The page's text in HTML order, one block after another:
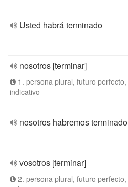
Usted habrá terminado
nosotros [terminar]
1. persona plural, futuro perfecto,
indicativo
nosotros habremos terminado
vosotros [terminar]
2. persona plural, futuro perfecto,